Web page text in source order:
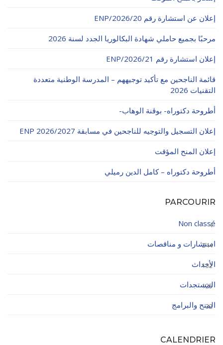
ميثاق الأداب والأخلاقيات الجامعية
إعلان عن استشارة رقم 20/ENP/2026
مرحبًا بجميع حاملي شهادة البكالوريا الجدد لسنة 2026
إعلان استشارة رقم 21/ENP/2026
قائمة الناجحين مع تأكيد توجيههم – المدرسة الوطنية متعددة
التقنيات 2026
أطروحة دكتوراه- بوڨنة الوهاب-
إعلان التسجيل والتوجيه للناجحين في مسابقة ENP 2026/2027
إعلان المنح المؤقت
أطروحة دكتوراه – كامل الدين رميلي
PARCOURIR
Non classé
4
استشارات و مناقصات
244
الأحداث
132
المستجدات
125
المنح والبرامج
32
CALENDRIER